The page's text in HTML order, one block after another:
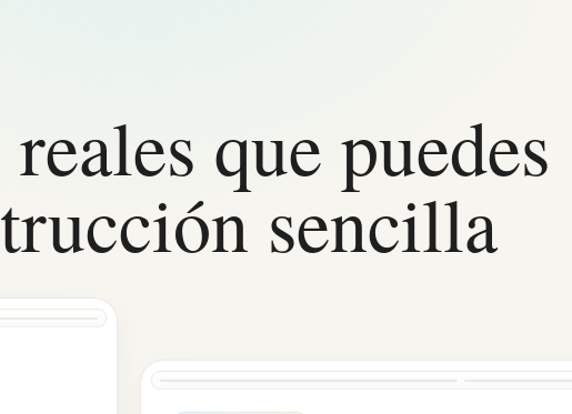
que puedes
sencilla